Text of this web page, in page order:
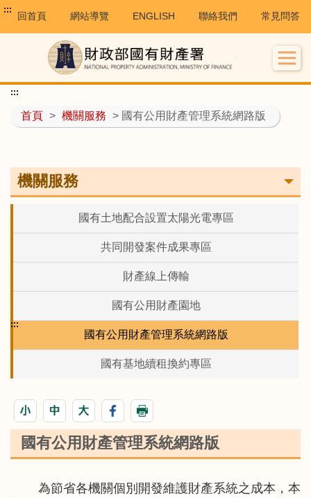
:::
回首頁 網站導覽 ENGLISH 聯絡我們 常見問答
首頁 > 機關服務 > 國有公用財產管理系統網路版
:::
機關服務
國有土地配合設置太陽光電專區
共同開發案件成果專區
財產線上傳輸
國有公用財產園地
國有公用財產管理系統網路版
國有基地續租換約專區
:::
國有公用財產管理系統網路版
為節省各機關個別開發維護財產系統之成本，本